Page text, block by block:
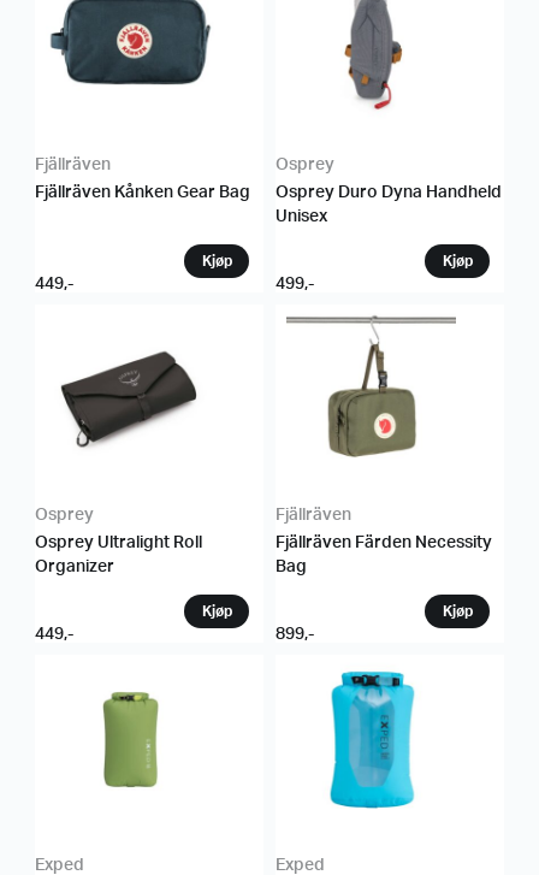
Fjällräven
Fjällräven Kånken Gear Bag
449,-
Osprey
Osprey Duro Dyna Handheld
Unisex
499,-
Osprey
Osprey Ultralight Roll
Organizer
449,-
Fjällräven
Fjällräven Färden Necessity
Bag
899,-
Exped
Exped